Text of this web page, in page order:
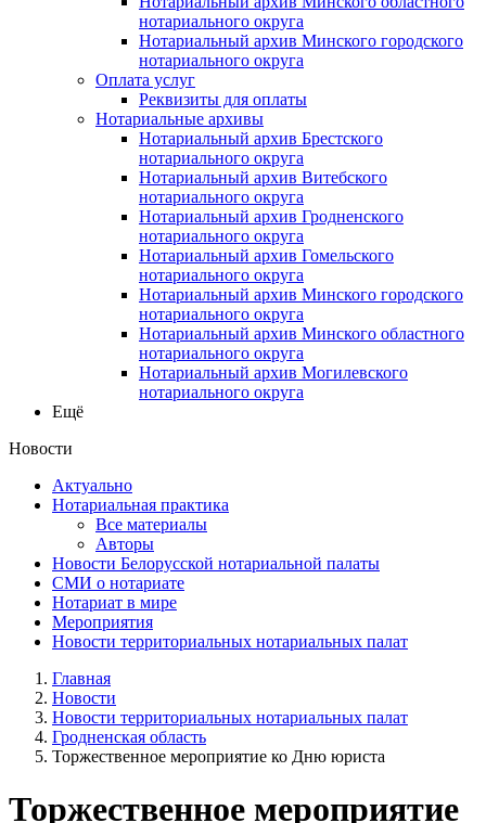
нотариального округа
Нотариальный архив Минского городского
нотариального округа
Оплата услуг
Реквизиты для оплаты
Нотариальные архивы
Нотариальный архив Брестского
нотариального округа
Нотариальный архив Витебского
нотариального округа
Нотариальный архив Гродненского
нотариального округа
Нотариальный архив Гомельского
нотариального округа
Нотариальный архив Минского городского
нотариального округа
Нотариальный архив Минского областного
нотариального округа
Нотариальный архив Могилевского
нотариального округа
Ещё
Новости
Актуально
Нотариальная практика
Все материалы
Авторы
Новости Белорусской нотариальной палаты
СМИ о нотариате
Нотариат в мире
Мероприятия
Новости территориальных нотариальных палат
Главная
Новости
Новости территориальных нотариальных палат
Гродненская область
Торжественное мероприятие ко Дню юриста
Торжественное мероприятие